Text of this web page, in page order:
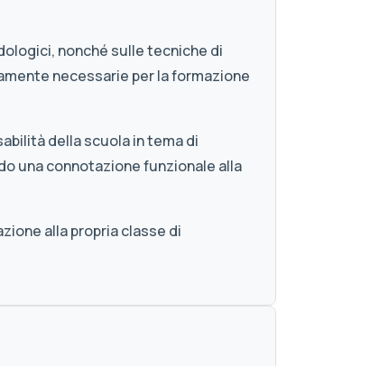
nonché sulle tecniche di
necessarie per la formazione
della scuola in tema di
una connotazione funzionale alla
alla propria classe di